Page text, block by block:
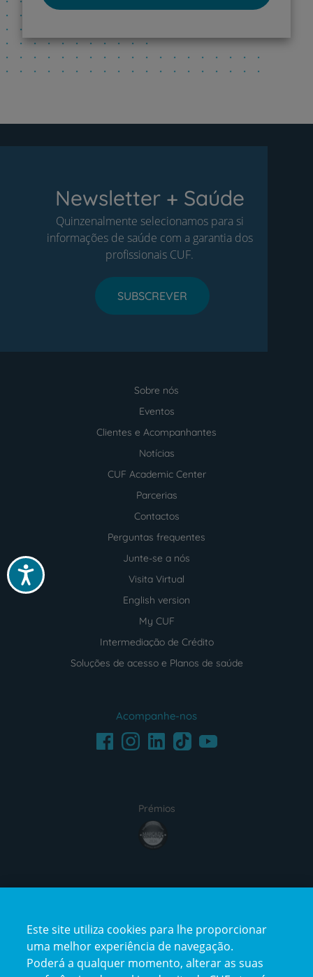
Acessibilidade
Newsletter + Saúde
Quinzenalmente selecionamos para si
informações de saúde com a garantia dos
profissionais CUF.
SUBSCREVER
Sobre nós
Eventos
Clientes e Acompanhantes
Notícias
CUF Academic Center
Parcerias
Contactos
Perguntas frequentes
Junte-se a nós
Visita Virtual
English version
My CUF
Intermediação de Crédito
Soluções de acesso e Planos de saúde
Acompanhe-nos
FacebookInstagramLinkedInTikTokYoutube
Prémios
award4
certification2certification3
Este site utiliza cookies para lhe proporcionar
uma melhor experiência de navegação.
Poderá a qualquer momento, alterar as suas